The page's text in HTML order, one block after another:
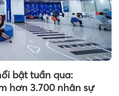
bật tuần qua:
hơn 3.700 nhân sự